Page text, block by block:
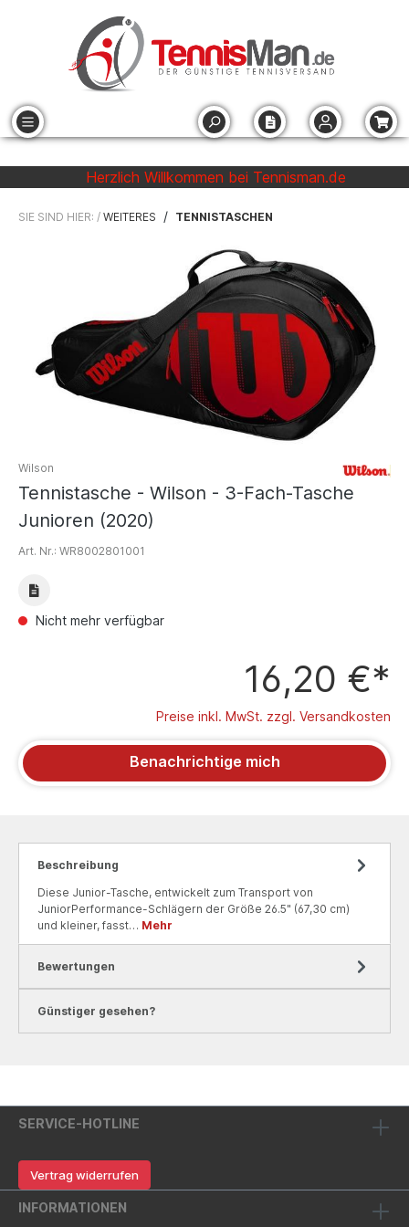
Herzlich Willkommen bei Tennisman.de
SIE SIND HIER: / WEITERES / TENNISTASCHEN
Tennistasche - Wilson - 3-Fach-Tasche
Junioren (2020)
Wilson
Art. Nr.: WR8002801001
Nicht mehr verfügbar
16,20 €*
Preise inkl. MwSt. zzgl. Versandkosten
Benachrichtige mich
Beschreibung
Diese Junior-Tasche, entwickelt zum Transport von
JuniorPerformance-Schlägern der Größe 26.5" (67,30 cm)
und kleiner, fasst… Mehr
Bewertungen
Günstiger gesehen?
SERVICE-HOTLINE
Vertrag widerrufen
INFORMATIONEN